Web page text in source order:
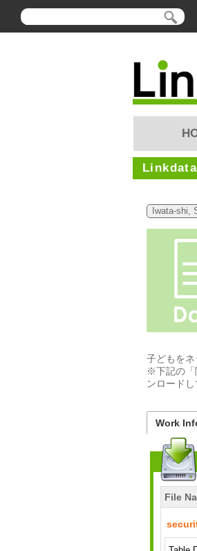
Iwata-shi,
子どもを
※下記の「
ンロードし
Work
File